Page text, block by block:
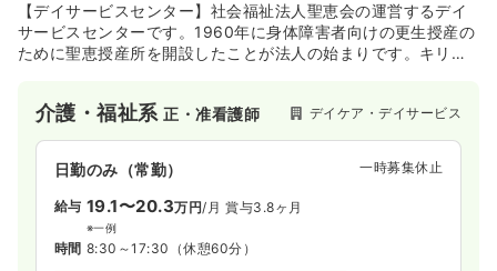
【デイサービスセンター】社会福祉法人聖恵会の運営するデイ
サービスセンターです。1960年に身体障害者向けの更生授産の
ために聖恵授産所を開設したことが法人の始まりです。キリス
ュニケーションを大切にしており、多様多彩なレクリエーショ
ンや栄養士が食事バランスを考えて作った献立など、ご利用者
様が素敵な一日を過ごせるように心がけています。
介護・福祉系正・准看護師 デイケア・デイサービス
日勤のみ（常勤） 一時募集休止
給与 19.1〜20.3万円/月 賞与3.8ヶ月
※一例
時間 8:30～17:30 （休憩60分）